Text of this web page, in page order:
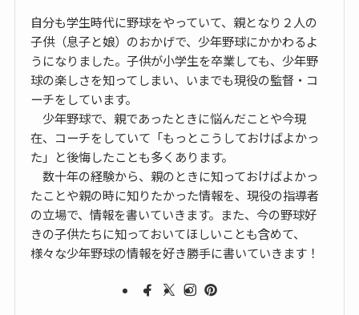
自分も学生時代に野球をやっていて、親となり２人の
子供（息子と娘）のおかげで、少年野球にかかわるよ
うになりました。子供が小学生を卒業しても、少年野
球の楽しさを知ってしまい、いまでも現役の監督・コ
ーチをしています。
少年野球で、親であったときに悩んだことや今現
在、コーチをしていて「もっとこうしておけばよかっ
た」と後悔したことも多くあります。
数十年の経験から、親のときに知っておけばよかっ
たことや親の時に知りたかった情報を、現役の指導者
の立場で、情報を書いていきます。また、今の野球好
きの子供たちに知っておいてほしいことも含めて、
様々な少年野球の情報を好き勝手に書いていきます！